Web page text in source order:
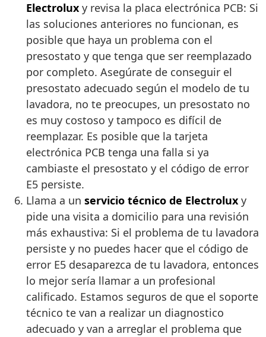
Electrolux y revisa la placa electrónica PCB: Si
las soluciones anteriores no funcionan, es
posible que haya un problema con el
presostato y que tenga que ser reemplazado
por completo. Asegúrate de conseguir el
presostato adecuado según el modelo de tu
lavadora, no te preocupes, un presostato no
es muy costoso y tampoco es difícil de
reemplazar. Es posible que la tarjeta
electrónica PCB tenga una falla si ya
cambiaste el presostato y el código de error
E5 persiste.
Llama a un servicio técnico de Electrolux y
pide una visita a domicilio para una revisión
más exhaustiva: Si el problema de tu lavadora
persiste y no puedes hacer que el código de
error E5 desaparezca de tu lavadora, entonces
lo mejor sería llamar a un profesional
calificado. Estamos seguros de que el soporte
técnico te van a realizar un diagnostico
adecuado y van a arreglar el problema que